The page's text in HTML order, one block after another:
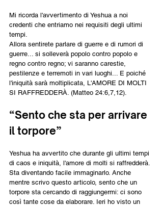
Mi ricorda l'avvertimento di Yeshua a noi
credenti che entriamo nei requisiti degli ultimi
tempi.
Allora sentirete parlare di guerre e di rumori di
guerre... si solleverà popolo contro popolo e
regno contro regno; vi saranno carestie,
pestilenze e terremoti in vari luoghi... E poiché
l'iniquità sarà moltiplicata, L'AMORE DI MOLTI
SI RAFFREDDERÀ. (Matteo 24:6,7,12).
“Sento che sta per arrivare
il torpore”
Yeshua ha avvertito che durante gli ultimi tempi
di caos e iniquità, l'amore di molti si raffredderà.
Sta diventando facile immaginarlo. Anche
mentre scrivo questo articolo, sento che un
torpore sta cercando di raggiungermi: ci sono
così tante cose da elaborare. Ieri ho visto un